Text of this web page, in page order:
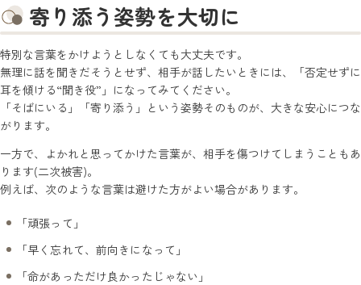
寄り添う姿勢を大切に
特別な言葉をかけようとしなくても大丈夫です。
無理に話を聞きだそうとせず、相手が話したいときには、「否定せずに
耳を傾ける“聞き役”」になってみてください。
「そばにいる」「寄り添う」という姿勢そのものが、大きな安心につな
がります。
一方で、よかれと思ってかけた言葉が、相手を傷つけてしまうこともあ
ります(二次被害)。
例えば、次のような言葉は避けた方がよい場合があります。
「頑張って」
「早く忘れて、前向きになって」
「命があっただけ良かったじゃない」